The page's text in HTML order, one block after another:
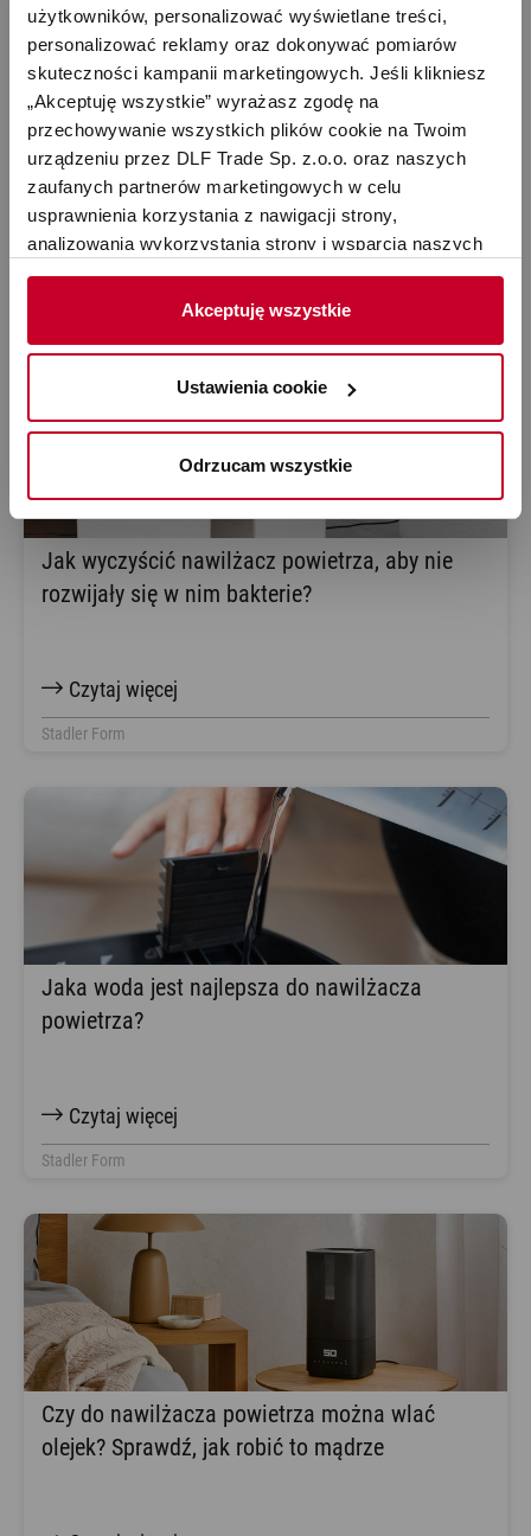
użytkowników, personalizować wyświetlane treści,
personalizować reklamy oraz dokonywać pomiarów
skuteczności kampanii marketingowych. Jeśli klikniesz
„Akceptuję wszystkie” wyrażasz zgodę na
przechowywanie wszystkich plików cookie na Twoim
urządzeniu przez DLF Trade Sp. z.o.o. oraz naszych
zaufanych partnerów marketingowych w celu
usprawnienia korzystania z nawigacji strony,
analizowania wykorzystania strony i wsparcia naszych
działań marketingowych. Możesz też zarządzać nimi
samodzielnie poprzez wybranie opcji „Ustawienia
prywatności. W związku z korzystaniem z cookies w
celu personalizacji reklam i dokonywania pomiarów
skuteczności kampanii marketingowych, dane mogą być
Akceptuję wszystkie
Ustawienia cookie
Odrzucam wszystkie
Jaki oczyszczacz dla astmatyka wybrać?
Ranking polecanych urządzeń
Czytaj więcej
Jak wyczyścić nawilżacz powietrza, aby nie
rozwijały się w nim bakterie?
Czytaj więcej
Stadler Form
Jaka woda jest najlepsza do nawilżacza
powietrza?
Czytaj więcej
Stadler Form
Czy do nawilżacza powietrza można wlać
olejek? Sprawdź, jak robić to mądrze